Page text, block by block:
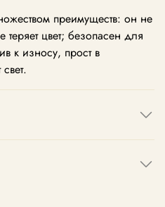
преимуществ: он не
теряет цвет; безопасен для
к износу, прост в